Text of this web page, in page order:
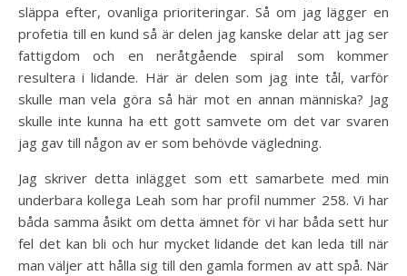
släppa efter, ovanliga prioriteringar. Så om jag lägger en
profetia till en kund så är delen jag kanske delar att jag ser
fattigdom och en neråtgående spiral som kommer
resultera i lidande. Här är delen som jag inte tål, varför
skulle man vela göra så här mot en annan människa? Jag
skulle inte kunna ha ett gott samvete om det var svaren
jag gav till någon av er som behövde vägledning.
Jag skriver detta inlägget som ett samarbete med min
underbara kollega Leah som har profil nummer 258. Vi har
båda samma åsikt om detta ämnet för vi har båda sett hur
fel det kan bli och hur mycket lidande det kan leda till när
man väljer att hålla sig till den gamla formen av att spå. När